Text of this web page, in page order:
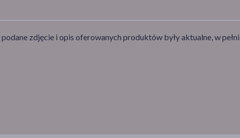
zdjęcie i opis oferowanych produktów były aktualne, w